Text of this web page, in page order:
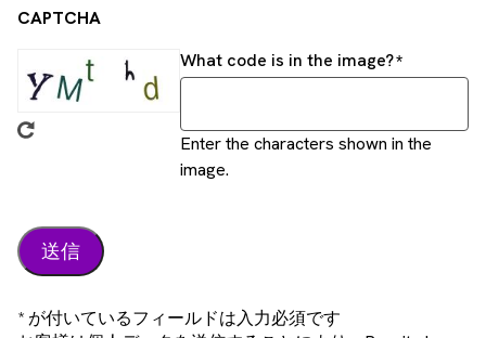
CAPTCHA
What code is in the image?
Enter the characters shown in the
image.
* が付いているフィールドは入力必須です